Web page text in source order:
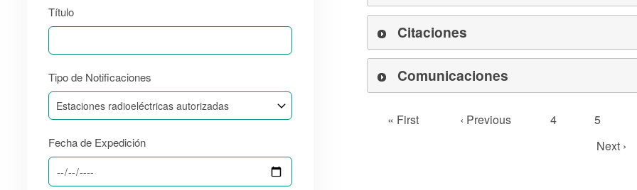
Citaciones
Comunicaciones
Paginación
Primera
« First
Página
‹ Previous Página
4 Página
5
Siguiente
Next ›
Título
Tipo de Notificaciones
Fecha de Expedición